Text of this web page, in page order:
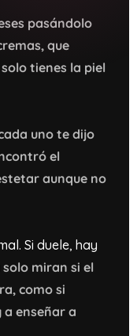
pasándolo
que
tienes la piel
uno te dijo
el
aunque no
Si duele, hay
miran si el
como si
a enseñar a